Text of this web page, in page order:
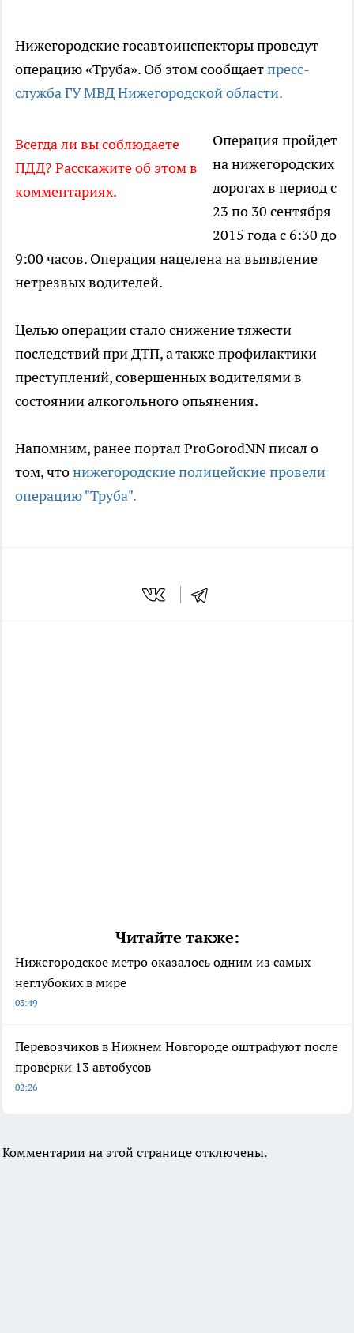
Нижегородские госавтоинспекторы проведут
операцию «Труба». Об этом сообщаетпресс-
служба ГУ МВД Нижегородской области.
Всегда ли вы соблюдаете
ПДД? Расскажите об этом в
комментариях.
Операция пройдет
на нижегородских
дорогах в период с
23 по 30 сентября
2015 года с 6:30 до
9:00 часов. Операция нацелена на выявление
нетрезвых водителей.
Целью операции стало снижение тяжести
последствий при ДТП, а также профилактики
преступлений, совершенных водителями в
состоянии алкогольного опьянения.
Напомним, ранее портал ProGorodNN писал о
том, чтонижегородские полицейские провели
операцию "Труба".
Читайте также:
Нижегородское метро оказалось одним из самых
неглубоких в мире
03:49
Перевозчиков в Нижнем Новгороде оштрафуют после
проверки 13 автобусов
02:26
Комментарии на этой странице отключены.